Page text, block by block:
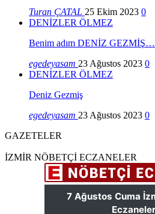
Turan ÇATAL 25 Ekim 2023 0
DENİZLER ÖLMEZ
Benim adım DENİZ GEZMİŞ…
egedeyasam 23 Ağustos 2023 0
DENİZLER ÖLMEZ
Deniz Gezmiş
egedeyasam 23 Ağustos 2023 0
GAZETELER
İZMİR NÖBETÇİ ECZANELER